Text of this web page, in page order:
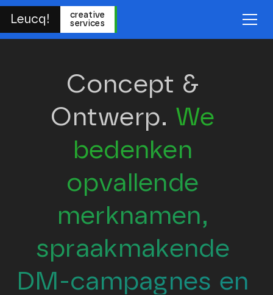
Leucq!
creative
services
Concept &
Ontwerp. We
bedenken
opvallende
merknamen,
spraakmakende
DM-campagnes en